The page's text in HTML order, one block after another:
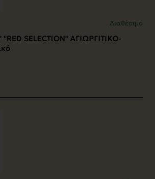
Διαθέσιμο
SELECTION" ΑΓΙΩΡΓΙΤΙΚΟ-